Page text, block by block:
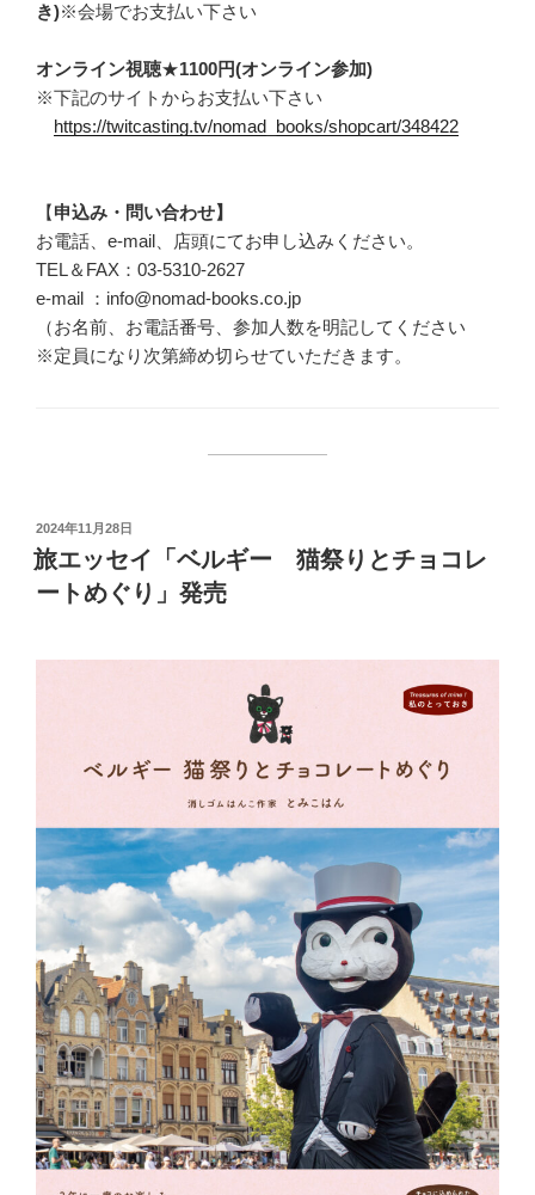
き)※会場でお支払い下さい
オンライン視聴★1100円(オンライン参加)
※下記のサイトからお支払い下さい
https://twitcasting.tv/nomad_books/shopcart/348422
【申込み・問い合わせ】
お電話、e-mail、店頭にてお申し込みください。
TEL＆FAX：03-5310-2627
e-mail ：info@nomad-books.co.jp
（お名前、お電話番号、参加人数を明記してください
※定員になり次第締め切らせていただきます。
投
稿
日:
2024年11月28日
旅エッセイ「ベルギー 猫祭りとチョコレ
ートめぐり」発売